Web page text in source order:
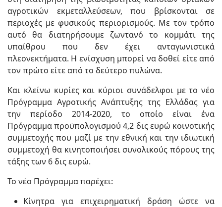
αγροτικών εκμεταλλεύσεων, που βρίσκονται σε
περιοχές με φυσικούς περιορισμούς. Με τον τρόπο
αυτό θα διατηρήσουμε ζωντανό το κομμάτι της
υπαίθρου που δεν έχει ανταγωνιστικά
πλεονεκτήματα. Η ενίσχυση μπορεί να δοθεί είτε από
τον πρώτο είτε από το δεύτερο πυλώνα.
Και κλείνω κυρίες και κύριοι συνάδελφοι με το νέο
Πρόγραμμα Αγροτικής Ανάπτυξης της Ελλάδας για
την περίοδο 2014-2020, το οποίο είναι ένα
Πρόγραμμα προϋπολογισμού 4,2 δις ευρώ κοινοτικής
συμμετοχής που μαζί με την εθνική και την ιδιωτική
συμμετοχή θα κινητοποιήσει συνολικούς πόρους της
τάξης των 6 δις ευρώ.
Το νέο Πρόγραμμα παρέχει:
Κίνητρα για επιχειρηματική δράση ώστε να